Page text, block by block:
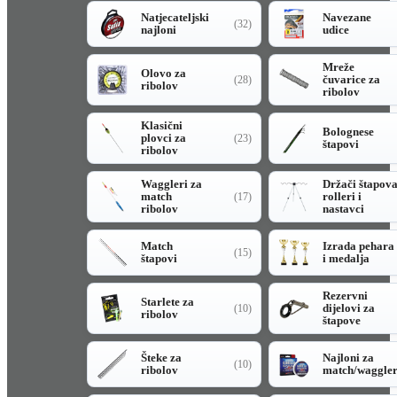
Natjecateljski
najloni
(32)
Navezane
udice
Olovo za
ribolov
(28)
Mreže
čuvarice za
ribolov
Klasični
plovci za
ribolov
(23)
Bolognese
štapovi
Waggleri za
match
ribolov
(17)
Držači štapova
rolleri i
nastavci
Match
štapovi
(15)
Izrada pehara
i medalja
Starlete za
ribolov
(10)
Rezervni
dijelovi za
štapove
Šteke za
ribolov
(10)
Najloni za
match/waggler